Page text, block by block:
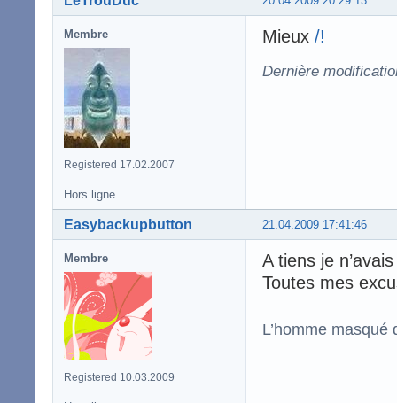
Membre
Registered 17.02.2007
Mieux /!
Dernière
Hors ligne
21.04.2009 17:41:46
Easybackupbutton
Membre
Registered 10.03.2009
A tiens je
Toutes mes
L’homme